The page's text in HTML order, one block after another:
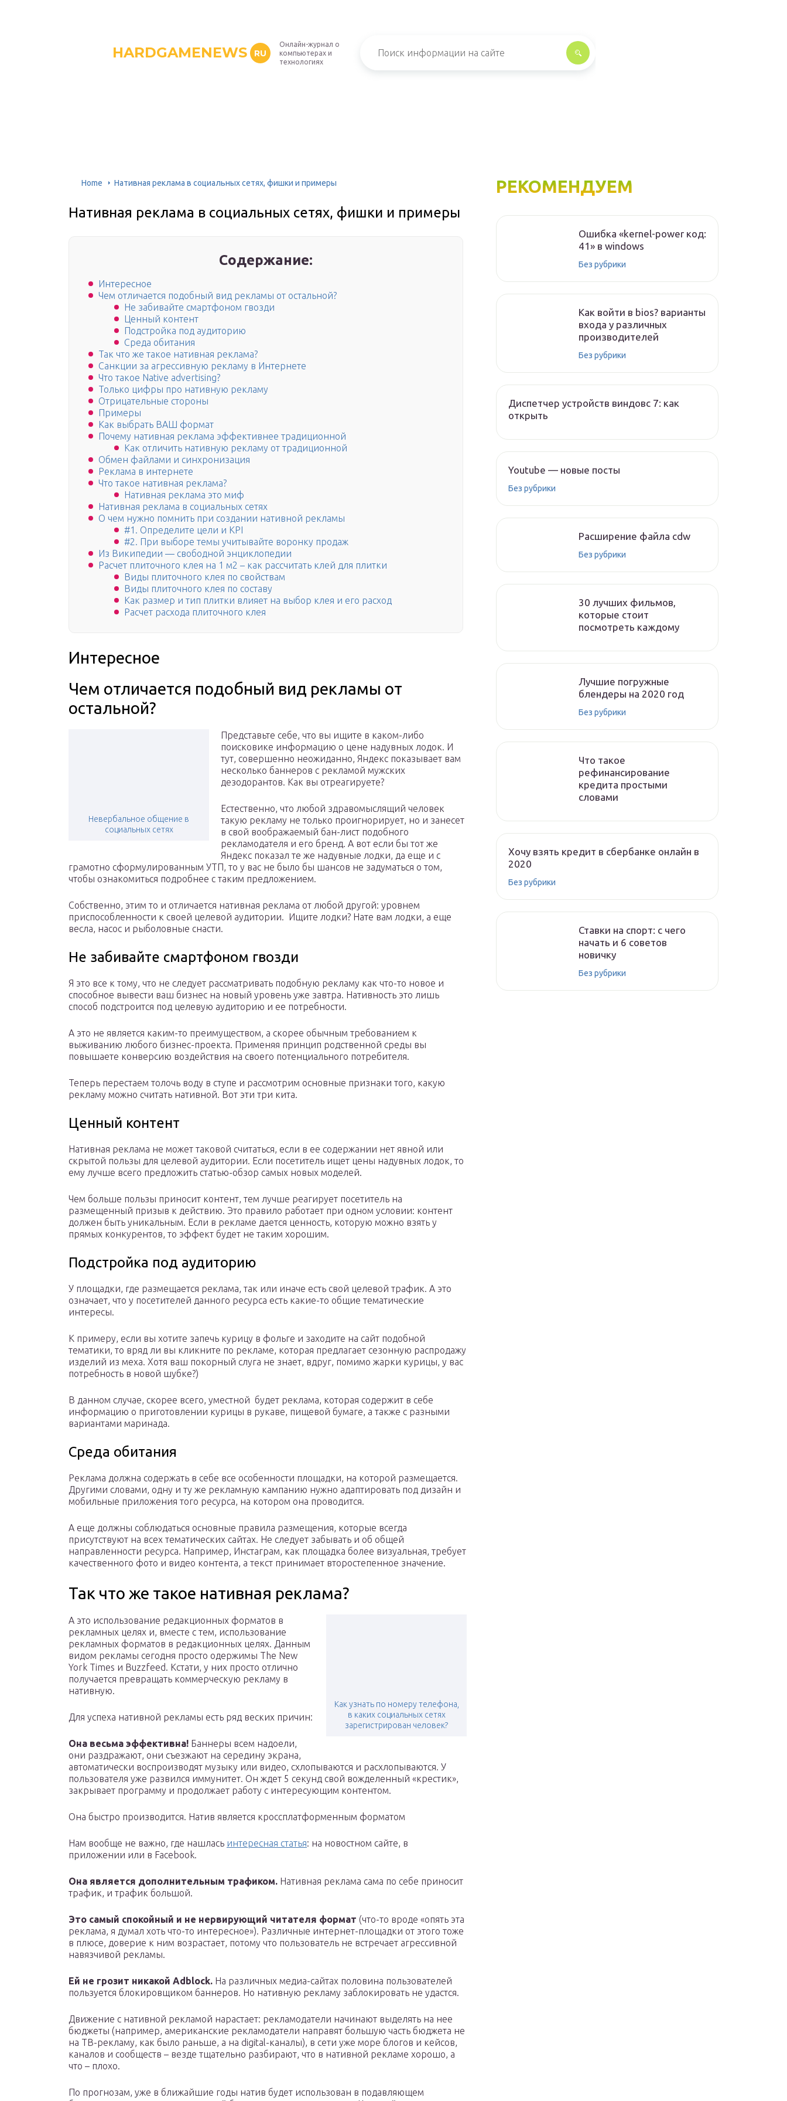
HARDGAMENEWS RU
Онлайн-журнал о
компьютерах и
технологиях
Home Нативная реклама в социальных сетях, фишки и примеры
Нативная реклама в социальных сетях, фишки и примеры
Содержание:
Интересное
Чем отличается подобный вид рекламы от остальной?
Не забивайте смартфоном гвозди
Ценный контент
Подстройка под аудиторию
Среда обитания
Так что же такое нативная реклама?
Санкции за агрессивную рекламу в Интернете
Что такое Native advertising?
Только цифры про нативную рекламу
Отрицательные стороны
Примеры
Как выбрать ВАШ формат
Почему нативная реклама эффективнее традиционной
Как отличить нативную рекламу от традиционной
Обмен файлами и синхронизация
Реклама в интернете
Что такое нативная реклама?
Нативная реклама это миф
Нативная реклама в социальных сетях
О чем нужно помнить при создании нативной рекламы
#1. Определите цели и KPI
#2. При выборе темы учитывайте воронку продаж
Из Википедии — свободной энциклопедии
Расчет плиточного клея на 1 м2 – как рассчитать клей для плитки
Виды плиточного клея по свойствам
Виды плиточного клея по составу
Как размер и тип плитки влияет на выбор клея и его расход
Расчет расхода плиточного клея
Интересное
Чем отличается подобный вид рекламы от
остальной?
Невербальное общение в
социальных сетях
Представьте себе, что вы ищите в каком-либо
поисковике информацию о цене надувных лодок. И
тут, совершенно неожиданно, Яндекс показывает вам
несколько баннеров с рекламой мужских
дезодорантов. Как вы отреагируете?
Естественно, что любой здравомыслящий человек
такую рекламу не только проигнорирует, но и занесет
в свой воображаемый бан-лист подобного
рекламодателя и его бренд. А вот если бы тот же
Яндекс показал те же надувные лодки, да еще и с
грамотно сформулированным УТП, то у вас не было бы шансов не задуматься о том,
чтобы ознакомиться подробнее с таким предложением.
Собственно, этим то и отличается нативная реклама от любой другой: уровнем
приспособленности к своей целевой аудитории. Ищите лодки? Нате вам лодки, а еще
весла, насос и рыболовные снасти.
Не забивайте смартфоном гвозди
Я это все к тому, что не следует рассматривать подобную рекламу как что-то новое и
способное вывести ваш бизнес на новый уровень уже завтра. Нативность это лишь
способ подстроится под целевую аудиторию и ее потребности.
А это не является каким-то преимуществом, а скорее обычным требованием к
выживанию любого бизнес-проекта. Применяя принцип родственной среды вы
повышаете конверсию воздействия на своего потенциального потребителя.
Теперь перестаем толочь воду в ступе и рассмотрим основные признаки того, какую
рекламу можно считать нативной. Вот эти три кита.
Ценный контент
Нативная реклама не может таковой считаться, если в ее содержании нет явной или
скрытой пользы для целевой аудитории. Если посетитель ищет цены надувных лодок, то
ему лучше всего предложить статью-обзор самых новых моделей.
Чем больше пользы приносит контент, тем лучше реагирует посетитель на
размещенный призыв к действию. Это правило работает при одном условии: контент
должен быть уникальным. Если в рекламе дается ценность, которую можно взять у
прямых конкурентов, то эффект будет не таким хорошим.
Подстройка под аудиторию
У площадки, где размещается реклама, так или иначе есть свой целевой трафик. А это
означает, что у посетителей данного ресурса есть какие-то общие тематические
интересы.
К примеру, если вы хотите запечь курицу в фольге и заходите на сайт подобной
тематики, то вряд ли вы кликните по рекламе, которая предлагает сезонную распродажу
изделий из меха. Хотя ваш покорный слуга не знает, вдруг, помимо жарки курицы, у вас
потребность в новой шубке?)
В данном случае, скорее всего, уместной будет реклама, которая содержит в себе
информацию о приготовлении курицы в рукаве, пищевой бумаге, а также с разными
вариантами маринада.
Среда обитания
Реклама должна содержать в себе все особенности площадки, на которой размещается.
Другими словами, одну и ту же рекламную кампанию нужно адаптировать под дизайн и
мобильные приложения того ресурса, на котором она проводится.
А еще должны соблюдаться основные правила размещения, которые всегда
присутствуют на всех тематических сайтах. Не следует забывать и об общей
направленности ресурса. Например, Инстаграм, как площадка более визуальная, требует
качественного фото и видео контента, а текст принимает второстепенное значение.
Так что же такое нативная реклама?
Как узнать по номеру телефона,
в каких социальных сетях
зарегистрирован человек?
А это использование редакционных форматов в
рекламных целях и, вместе с тем, использование
рекламных форматов в редакционных целях. Данным
видом рекламы сегодня просто одержимы The New
York Times и Buzzfeed. Кстати, у них просто отлично
получается превращать коммерческую рекламу в
нативную.
Для успеха нативной рекламы есть ряд веских причин:
Она весьма эффективна! Баннеры всем надоели,
они раздражают, они съезжают на середину экрана,
автоматически воспроизводят музыку или видео, схлопываются и расхлопываются. У
пользователя уже развился иммунитет. Он ждет 5 секунд свой вожделенный «крестик»,
закрывает программу и продолжает работу с интересующим контентом.
Она быстро производится. Натив является кроссплатформенным форматом
Нам вообще не важно, где нашлась интересная статья: на новостном сайте, в
приложении или в Facebook.
Она является дополнительным трафиком. Нативная реклама сама по себе приносит
трафик, и трафик большой.
Это самый спокойный и не нервирующий читателя формат (что-то вроде «опять эта
реклама, я думал хоть что-то интересное»). Различные интернет-площадки от этого тоже
в плюсе, доверие к ним возрастает, потому что пользователь не встречает агрессивной
навязчивой рекламы.
Ей не грозит никакой Adblock. На различных медиа-сайтах половина пользователей
пользуется блокировщиком баннеров. Но нативную рекламу заблокировать не удастся.
Движение с нативной рекламой нарастает: рекламодатели начинают выделять на нее
бюджеты (например, американские рекламодатели направят большую часть бюджета не
на ТВ-рекламу, как было раньше, а на digital-каналы), в сети уже море блогов и кейсов,
каналов и сообществ – везде тщательно разбирают, что в нативной рекламе хорошо, а
что – плохо.
По прогнозам, уже в ближайшие годы натив будет использован в подавляющем
РЕКОМЕНДУЕМ
Ошибка «kernel-power код:
41» в windows
Без рубрики
Как войти в bios? варианты
входа у различных
производителей
Без рубрики
Диспетчер устройств виндовс 7: как
открыть
Youtube — новые посты
Без рубрики
Расширение файла cdw
Без рубрики
30 лучших фильмов,
которые стоит
посмотреть каждому
Лучшие погружные
блендеры на 2020 год
Без рубрики
Что такое
рефинансирование
кредита простыми
словами
Хочу взять кредит в сбербанке онлайн в
2020
Без рубрики
Ставки на спорт: с чего
начать и 6 советов
новичку
Без рубрики